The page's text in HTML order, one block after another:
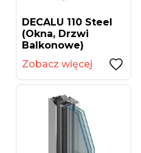
DECALU 110 Steel
(okna, Drzwi
Balkonowe)
Zobacz więcej